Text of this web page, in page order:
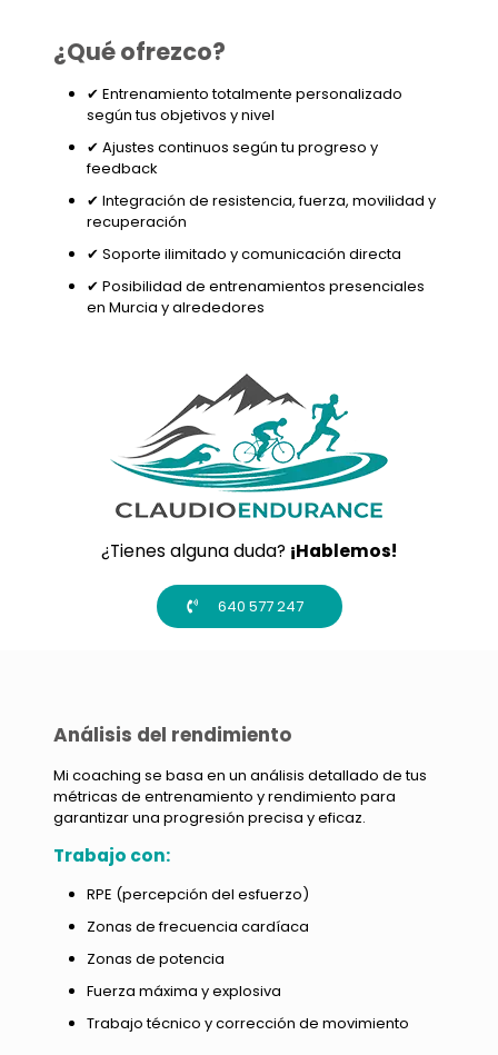
¿Qué ofrezco?
✔ Entrenamiento totalmente personalizado
según tus objetivos y nivel
✔ Ajustes continuos según tu progreso y
feedback
✔ Integración de resistencia, fuerza, movilidad y
recuperación
✔ Soporte ilimitado y comunicación directa
✔ Posibilidad de entrenamientos presenciales
en Murcia y alrededores
¿Tienes alguna duda? ¡Hablemos!
640 577 247
Análisis del rendimiento
Mi coaching se basa en un análisis detallado de tus
métricas de entrenamiento y rendimiento para
garantizar una progresión precisa y eficaz.
Trabajo con:
RPE (percepción del esfuerzo)
Zonas de frecuencia cardíaca
Zonas de potencia
Fuerza máxima y explosiva
Trabajo técnico y corrección de movimiento